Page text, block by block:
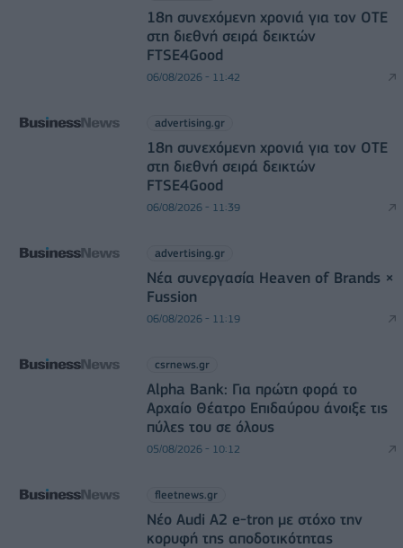
18η συνεχόμενη χρονιά για τον ΟΤΕ
στη διεθνή σειρά δεικτών
FTSE4Good
06/08/2026 - 11:42
advertising.gr
18η συνεχόμενη χρονιά για τον ΟΤΕ
στη διεθνή σειρά δεικτών
FTSE4Good
06/08/2026 - 11:39
advertising.gr
Νέα συνεργασία Heaven of Brands ×
Fussion
06/08/2026 - 11:19
csrnews.gr
Alpha Bank: Για πρώτη φορά το
Αρχαίο Θέατρο Επιδαύρου άνοιξε τις
πύλες του σε όλους
05/08/2026 - 10:12
fleetnews.gr
Νέο Audi A2 e-tron με στόχο την
κορυφή της αποδοτικότητας